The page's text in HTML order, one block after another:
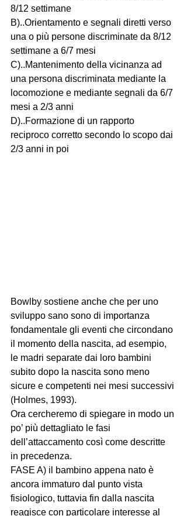
8/12 settimane
B)..Orientamento e segnali diretti verso
una o più persone discriminate da 8/12
settimane a 6/7 mesi
C)..Mantenimento della vicinanza ad
una persona discriminata mediante la
locomozione e mediante segnali da 6/7
mesi a 2/3 anni
D)..Formazione di un rapporto
reciproco corretto secondo lo scopo dai
2/3 anni in poi
Bowlby sostiene anche che per uno
sviluppo sano sono di importanza
fondamentale gli eventi che circondano
il momento della nascita, ad esempio,
le madri separate dai loro bambini
subito dopo la nascita sono meno
sicure e competenti nei mesi successivi
(Holmes, 1993).
Ora cercheremo di spiegare in modo un
po’ più dettagliato le fasi
dell’attaccamento così come descritte
in precedenza.
FASE A) il bambino appena nato è
ancora immaturo dal punto vista
fisiologico, tuttavia fin dalla nascita
reagisce con particolare interesse al